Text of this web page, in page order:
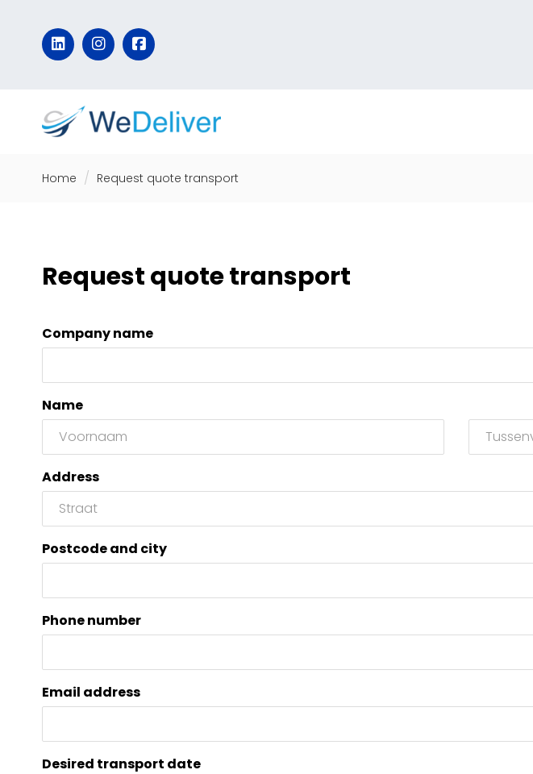
Home Request quote transport
Request quote transport
Company name
Name
Address
Postcode and city
Phone number
Email address
Desired transport date